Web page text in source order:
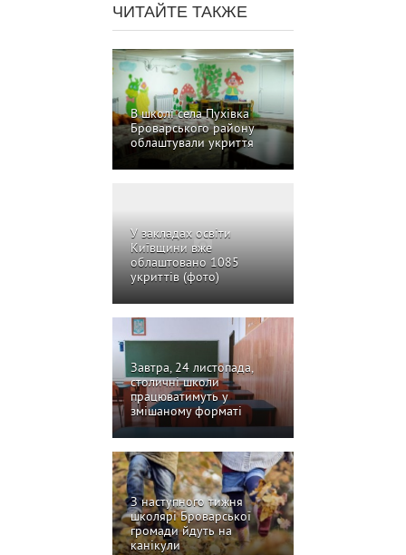
ЧИТАЙТЕ ТАКЖЕ
В школі села Пухівка
Броварського району
облаштували укриття
У закладах освіти
Київщини вже
облаштовано 1085
укриттів (фото)
Завтра, 24 листопада,
столичні школи
працюватимуть у
змішаному форматі
З наступного тижня
школярі Броварської
громади йдуть на
канікули